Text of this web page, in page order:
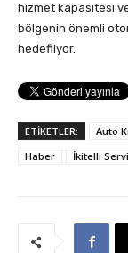
hizmet kapasitesi
bölgenin önemli
hedefliyor.
ETİKETLER: Auto
Haber
İkitelli